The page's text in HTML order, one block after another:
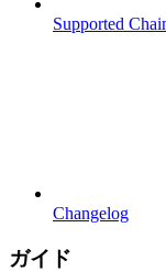
Supported
Changelog
ガイド